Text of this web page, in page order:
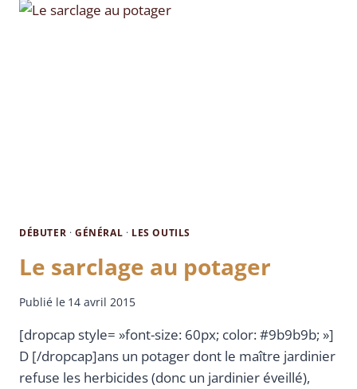
DÉBUTER · GÉNÉRAL · LES OUTILS
Le sarclage au potager
Publié le 14 avril 2015
[dropcap style= »font-size: 60px; color: #9b9b9b; »]
D [/dropcap]ans un potager dont le maître jardinier
refuse les herbicides (donc un jardinier éveillé),